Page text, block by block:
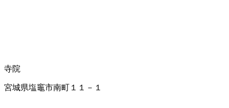
寺院
宮城県塩竈市南町１１－１